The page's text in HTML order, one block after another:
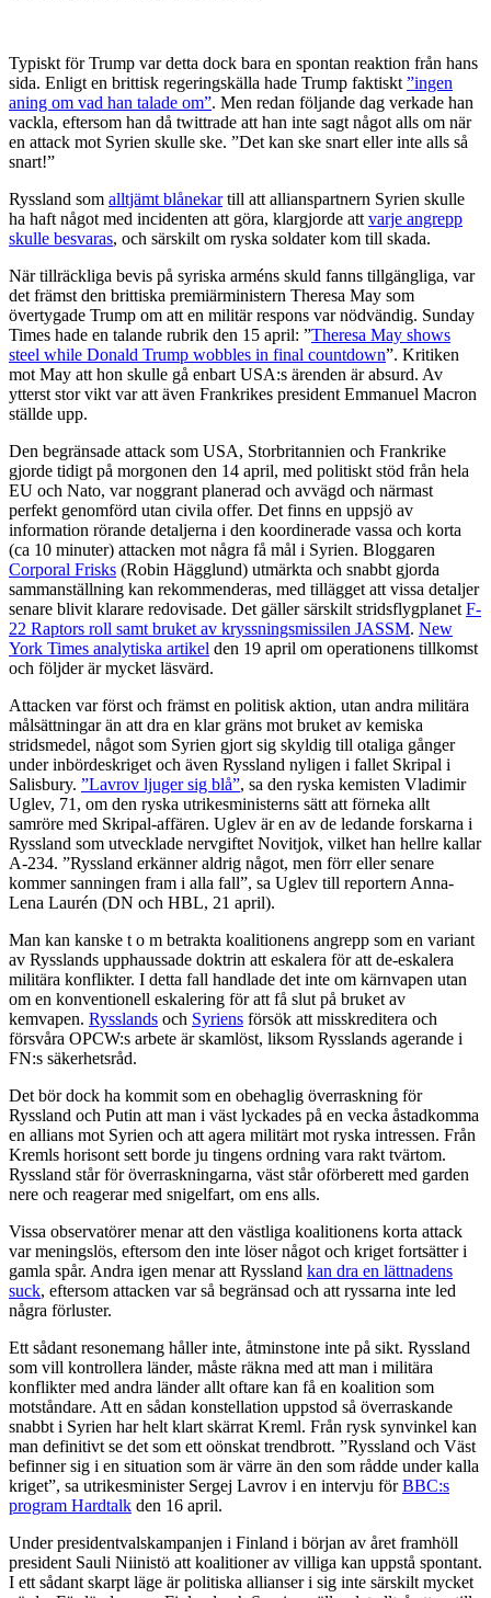
Typiskt för Trump var detta dock bara en spontan reaktion från hans
sida. Enligt en brittisk regeringskälla hade Trump faktiskt”ingen
aning om vad han talade om”. Men redan följande dag verkade han
vackla, eftersom han då twittrade att han inte sagt något alls om när
en attack mot Syrien skulle ske. ”Det kan ske snart eller inte alls så
snart!”
Ryssland som alltjämt blånekartill att allianspartnern Syrien skulle
ha haft något med incidenten att göra, klargjorde attvarje angrepp
skulle besvaras, och särskilt om ryska soldater kom till skada.
När tillräckliga bevis på syriska arméns skuld fanns tillgängliga, var
det främst den brittiska premiärministern Theresa May som
övertygade Trump om att en militär respons var nödvändig. Sunday
Times hade en talande rubrik den 15 april: ”Theresa May shows
steel while Donald Trump wobbles in final countdown”. Kritiken
mot May att hon skulle gå enbart USA:s ärenden är absurd. Av
ytterst stor vikt var att även Frankrikes president Emmanuel Macron
ställde upp.
Den begränsade attack som USA, Storbritannien och Frankrike
gjorde tidigt på morgonen den 14 april, med politiskt stöd från hela
EU och Nato, var noggrant planerad och avvägd och närmast
perfekt genomförd utan civila offer. Det finns en uppsjö av
information rörande detaljerna i den koordinerade vassa och korta
(ca 10 minuter) attacken mot några få mål i Syrien. Bloggaren
Corporal Frisks (Robin Hägglund) utmärkta och snabbt gjorda
sammanställning kan rekommenderas, med tillägget att vissa detaljer
senare blivit klarare redovisade. Det gäller särskilt stridsflygplanetF-
22 Raptors roll samt bruket av kryssningsmissilen JASSM. New
York Times analytiska artikel den 19 april om operationens tillkomst
och följder är mycket läsvärd.
Attacken var först och främst en politisk aktion, utan andra militära
målsättningar än att dra en klar gräns mot bruket av kemiska
stridsmedel, något som Syrien gjort sig skyldig till otaliga gånger
under inbördeskriget och även Ryssland nyligen i fallet Skripal i
Salisbury. ”Lavrov ljuger sig blå”, sa den ryska kemisten Vladimir
Uglev, 71, om den ryska utrikesministerns sätt att förneka allt
samröre med Skripal-affären. Uglev är en av de ledande forskarna i
Ryssland som utvecklade nervgiftet Novitjok, vilket han hellre kallar
A-234. ”Ryssland erkänner aldrig något, men förr eller senare
kommer sanningen fram i alla fall”, sa Uglev till reportern Anna-
Lena Laurén (DN och HBL, 21 april).
Man kan kanske t o m betrakta koalitionens angrepp som en variant
av Rysslands upphaussade doktrin att eskalera för att de-eskalera
militära konflikter. I detta fall handlade det inte om kärnvapen utan
om en konventionell eskalering för att få slut på bruket av
kemvapen. Rysslands och Syriens försök att misskreditera och
försvåra OPCW:s arbete är skamlöst, liksom Rysslands agerande i
FN:s säkerhetsråd.
Det bör dock ha kommit som en obehaglig överraskning för
Ryssland och Putin att man i väst lyckades på en vecka åstadkomma
en allians mot Syrien och att agera militärt mot ryska intressen. Från
Kremls horisont sett borde ju tingens ordning vara rakt tvärtom.
Ryssland står för överraskningarna, väst står oförberett med garden
nere och reagerar med snigelfart, om ens alls.
Vissa observatörer menar att den västliga koalitionens korta attack
var meningslös, eftersom den inte löser något och kriget fortsätter i
gamla spår. Andra igen menar att Ryssland kan dra en lättnadens
suck, eftersom attacken var så begränsad och att ryssarna inte led
några förluster.
Ett sådant resonemang håller inte, åtminstone inte på sikt. Ryssland
som vill kontrollera länder, måste räkna med att man i militära
konflikter med andra länder allt oftare kan få en koalition som
motståndare. Att en sådan konstellation uppstod så överraskande
snabbt i Syrien har helt klart skärrat Kreml. Från rysk synvinkel kan
man definitivt se det som ett oönskat trendbrott. ”Ryssland och Väst
befinner sig i en situation som är värre än den som rådde under kalla
kriget”, sa utrikesminister Sergej Lavrov i en intervju förBBC:s
program Hardtalk den 16 april.
Under presidentvalskampanjen i Finland i början av året framhöll
president Sauli Niinistö att koalitioner av villiga kan uppstå spontant.
I ett sådant skarpt läge är politiska allianser i sig inte särskilt mycket